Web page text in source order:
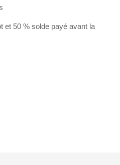
et 50 % solde payé avant la